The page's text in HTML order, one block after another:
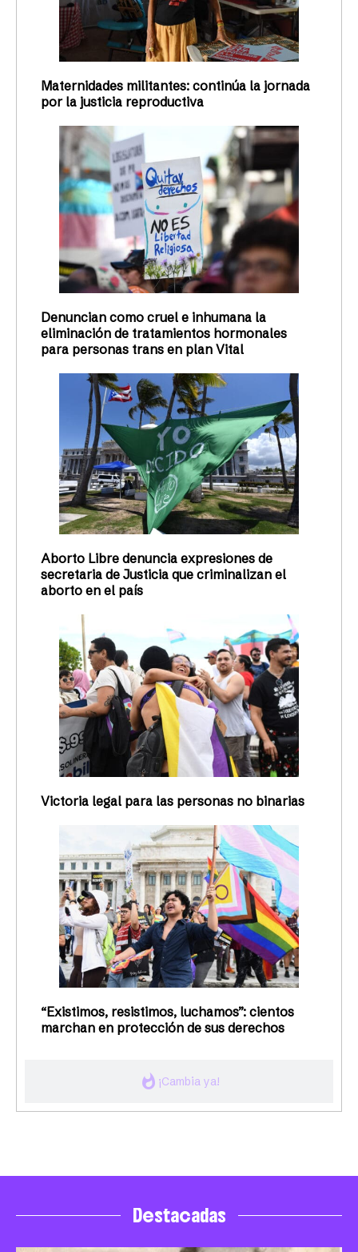
whatshot ¡Cambia ya!
Maternidades militantes: continúa la jornada
por la justicia reproductiva
Denuncian como cruel e inhumana la
eliminación de tratamientos hormonales
para personas trans en plan Vital
Aborto Libre denuncia expresiones de
secretaria de Justicia que criminalizan el
aborto en el país
Victoria legal para las personas no binarias
“Existimos, resistimos, luchamos”: cientos
marchan en protección de sus derechos
Destacadas